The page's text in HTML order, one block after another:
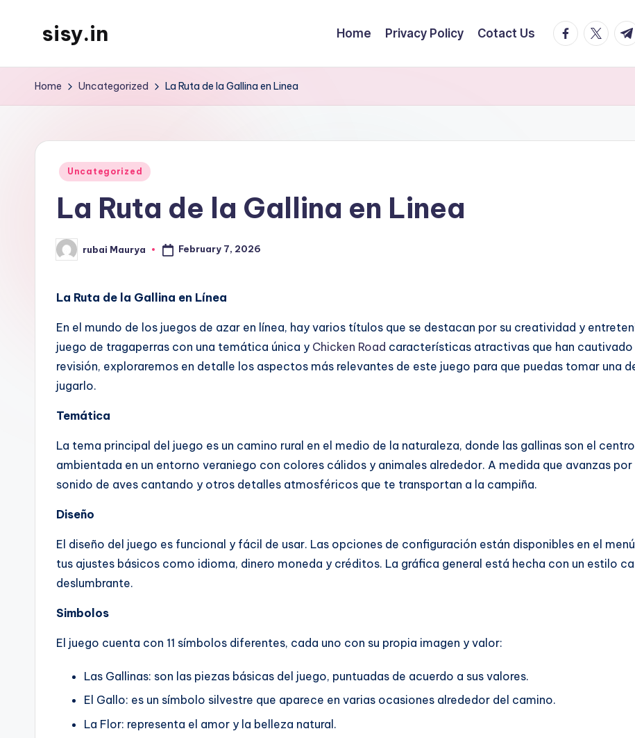
sisy.in Home Privacy Policy Cotact Us facebook.com
Home Uncategorized La Ruta de la Gallina en Linea
Posted
Uncategorized
La Ruta de la Gallina en Linea
Posted
by
rubai Maurya February 7, 2026
La Ruta de la Gallina en Línea
En el mundo de los juegos de azar en línea, hay varios títulos que se destacan por su creatividad y
juego de tragaperras con una temática única y Chicken Road características atractivas que han
revisión, exploraremos en detalle los aspectos más relevantes de este juego para que puedas tomar una
jugarlo.
Temática
La tema principal del juego es un camino rural en el medio de la naturaleza, donde las gallinas son el
ambientada en un entorno veraniego con colores cálidos y animales alrededor. A medida que avanzas
sonido de aves cantando y otros detalles atmosféricos que te transportan a la campiña.
Diseño
El diseño del juego es funcional y fácil de usar. Las opciones de configuración están disponibles en el
tus ajustes básicos como idioma, dinero moneda y créditos. La gráfica general está hecha con un estilo
deslumbrante.
Simbolos
El juego cuenta con 11 símbolos diferentes, cada uno con su propia imagen y valor:
Las Gallinas: son las piezas básicas del juego, puntuadas de acuerdo a sus valores.
El Gallo: es un símbolo silvestre que aparece en varias ocasiones alrededor del camino.
La Flor: representa el amor y la belleza natural.